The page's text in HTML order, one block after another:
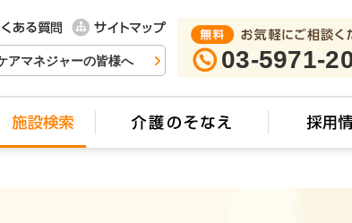
アマネジャーの皆様へ 03-5971-